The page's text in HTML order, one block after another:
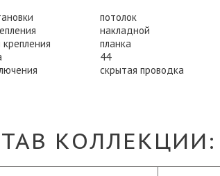
потолок
накладной
планка
44
скрытая проводка
КОЛЛЕКЦИИ: